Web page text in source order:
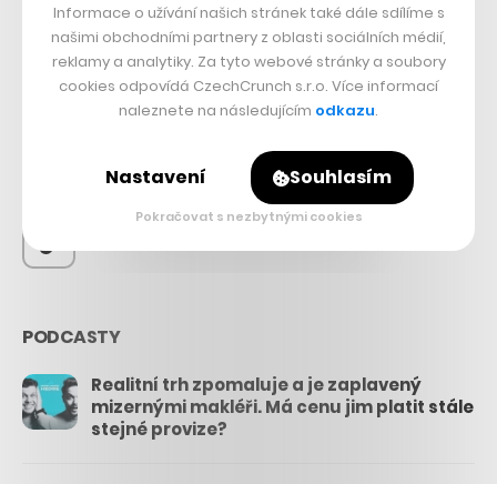
65k
56.4k
26.3k
PODCASTY
Realitní trh zpomaluje a je zaplavený
mizernými makléři. Má cenu jim platit stále
stejné provize?
Informace o užívání našich stránek také dále sdílíme s
našimi obchodními partnery z oblasti sociálních médií,
reklamy a analytiky. Za tyto webové stránky a soubory
cookies odpovídá CzechCrunch s.r.o. Více informací
naleznete na následujícím odkazu.
Nastavení Souhlasím
Pokračovat s nezbytnými cookies